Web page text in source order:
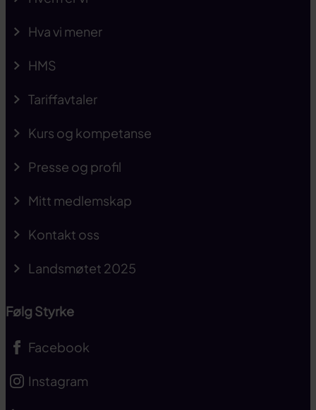
Hva vi mener
HMS
Tariffavtaler
Kurs og kompetanse
Presse og profil
Mitt medlemskap
Kontakt oss
Landsmøtet 2025
Følg Styrke
Facebook
Instagram